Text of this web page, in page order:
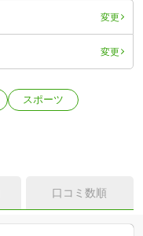
変更
変更
スポーツ
口コミ数順